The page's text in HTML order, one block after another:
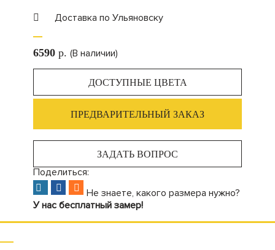
Доставка по Ульяновску
6590 p. (В наличии)
ДОСТУПНЫЕ ЦВЕТА
ПРЕДВАРИТЕЛЬНЫЙ ЗАКАЗ
ЗАДАТЬ ВОПРОС
Поделиться:
Не знаете, какого размера нужно?
У нас бесплатный замер!